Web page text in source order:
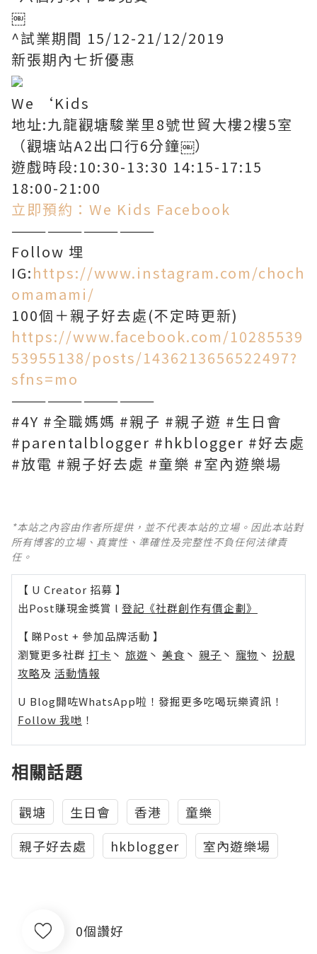
￼
^試業期間 15/12-21/12/2019
新張期內七折優惠
We ‘Kids
地址:九龍觀塘駿業里8號世貿大樓2樓5室
（觀塘站A2出口行6分鐘￼）
遊戲時段:10:30-13:30 14:15-17:15
18:00-21:00
立即預約 ： We Kids Facebook
————————————
Follow 埋
IG:https://www.instagram.com/choch
omamami/
100個＋親子好去處(不定時更新)
https://www.facebook.com/10285539
53955138/posts/1436213656522497?
sfns=mo
————————————
#4Y #全職媽媽 #親子 #親子遊 #生日會
#parentalblogger #hkblogger #好去處
#放電 #親子好去處 #童樂 #室內遊樂場
*本站之內容由作者所提供，並不代表本站的立場。因此本站對
所有博客的立場、真實性、準確性及完整性不負任何法律責
任。
【 U Creator 招募 】
出Post賺現金獎賞 l 登記《社群創作有價企劃》
【 睇Post + 參加品牌活動 】
瀏覽更多社群 打卡 丶 旅遊 丶 美食 丶 親子 丶 寵物 丶 扮靚
攻略及 活動情報
U Blog開咗WhatsApp啦！發掘更多吃喝玩樂資訊！
Follow 我哋 ！
相關話題
觀塘 生日會 香港
童樂
親子好去處
hkblogger 室內遊樂場
0個讚好